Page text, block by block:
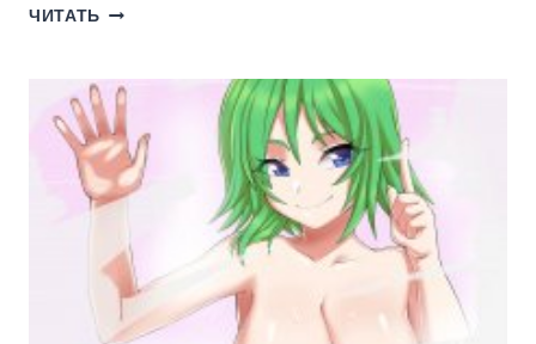
ЧИТАТЬ НЕКРОМАНТ
(ВАДИМ
ФАРГ)